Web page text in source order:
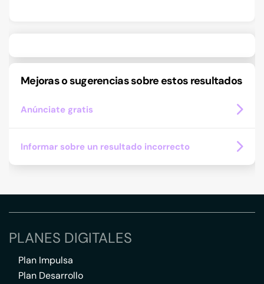
Mejoras o sugerencias sobre estos resultados
Anúnciate gratis
Informar sobre un resultado incorrecto
PLANES DIGITALES
Plan Impulsa
Plan Desarrollo